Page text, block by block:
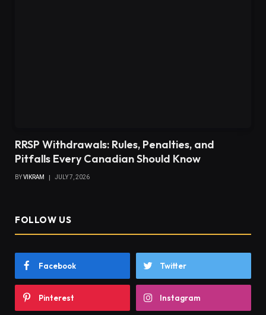
RRSP Withdrawals: Rules, Penalties, and
Pitfalls Every Canadian Should Know
BYVIKRAM JULY 7, 2026
FOLLOW US
Facebook Twitter
Pinterest Instagram